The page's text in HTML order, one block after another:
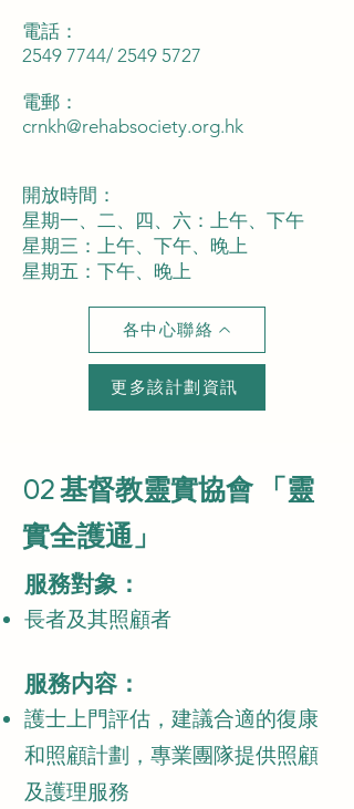
電話：
2549 7744/ 2549 5727
電郵：
crnkh@rehabsociety.org.hk
開放時間：
星期一、二、四、六：上午、下午
星期三：上午、下午、晚上
星期五：下午、晚上
各中心聯絡
更多該計劃資訊
02 基督教靈實協會 「靈
實全護通」
服務對象：
長者及其照顧者
服務内容：
護士上門評估，建議合適的復康
和照顧計劃，專業團隊提供照顧
及護理服務